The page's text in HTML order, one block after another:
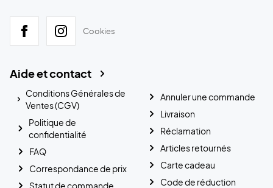
Cookies
Aide et contact
Conditions Générales de
Ventes (CGV)
Politique de
confidentialité
FAQ
Correspondance de prix
Annuler une commande
Livraison
Réclamation
Articles retournés
Carte cadeau
Code de réduction